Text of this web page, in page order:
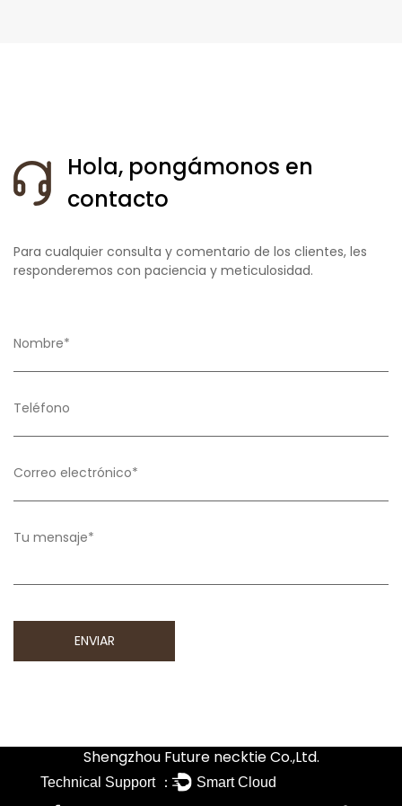
Hola, pongámonos en
contacto
Para cualquier consulta y comentario de los clientes, les
responderemos con paciencia y meticulosidad.
Shengzhou Future necktie Co.,Ltd.
Technical Support ： Smart Cloud